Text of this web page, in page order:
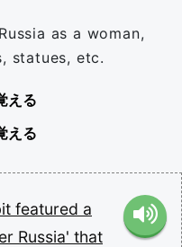
as a woman,
statues, etc.
える
える
featured a
Russia' that